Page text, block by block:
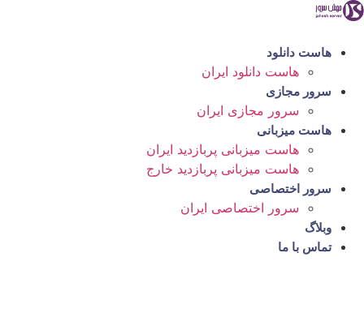
پرش
محتوا
هاست دانلود
هاست دانلود ایران
سرور مجازی
سرور مجازی ایران
هاست میزبانی
هاست میزبانی پربازدید ایران
هاست میزبانی پربازدید خارج
سرور اختصاصی
سرور اختصاصی ایران
وبلاگ
تماس با ما